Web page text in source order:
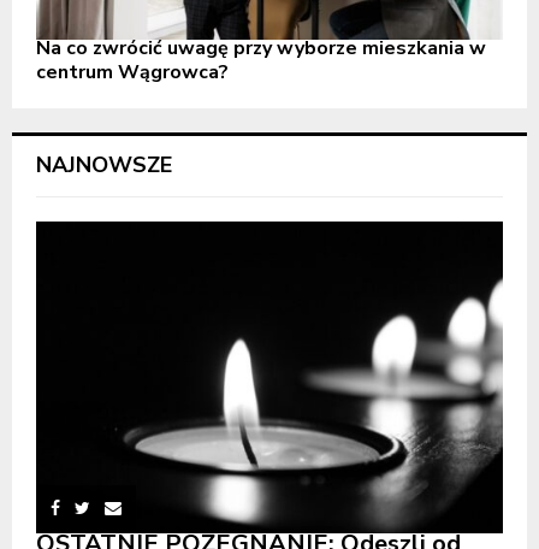
Na co zwrócić uwagę przy wyborze mieszkania w
centrum Wągrowca?
NAJNOWSZE